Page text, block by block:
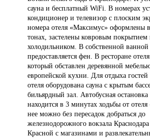
сауна и бесплатный WiFi. В номерах
кондиционер и телевизор с плоским
номера отеля «Максимус» оформлены
тонах, застелены ковровым
холодильником. В собственной ванной
предоставляется фен. В ресторане
который обставлен деревянной
европейской кухни. Для отдыха гостей
отеля оборудована сауна с крытым
бильярдный зал. Автобусная
находится в 3 минутах ходьбы от
нее можно без пересадок добраться до
железнодорожного вокзала
Красной с магазинами и